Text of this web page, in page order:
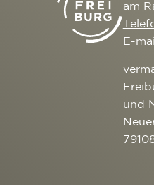
am
E-mail
und